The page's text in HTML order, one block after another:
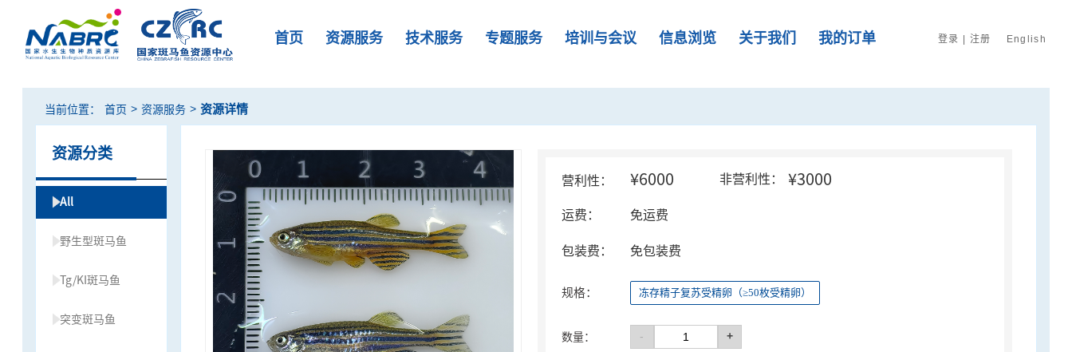
首页 资源服务 技术服务 专题服务 培训与会议 信息浏览 关于我们 我的订单 登录 | 注册 English
当前位置： 首页 > 资源服务 > 资源详情
资源分类
All
野生型斑马鱼
Tg/KI斑马鱼
突变斑马鱼
营利性： ¥6000 非营利性： ¥3000
运费： 免运费
包装费： 免包装费
规格： 冻存精子复苏受精卵（≥50枚受精卵）
数量： - +